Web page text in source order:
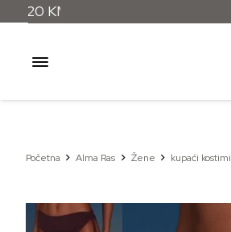
Početna Alma Ras Žene kupaći kostimi